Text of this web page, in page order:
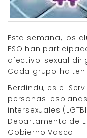
Esta semana, los
ESO han
afectivo-sexual
Cada grupo ha
Berdindu, es el
personas
intersexuales
Departamento de
Gobierno Vasco.